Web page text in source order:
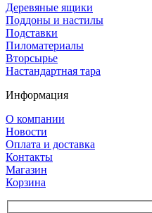
Деревяные ящики
Поддоны и настилы
Подставки
Пиломатериалы
Вторсырье
Настандартная тара
Информация
О компании
Новости
Оплата и доставка
Контакты
Магазин
Корзина